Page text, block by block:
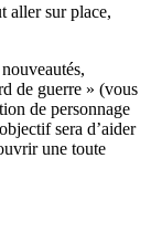
aller sur place,
de guerre » (vous
de personnage
sera d’aider
une toute